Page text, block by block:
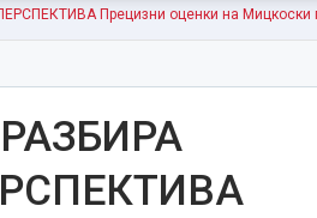
Прецизни оценки на Мицкоски